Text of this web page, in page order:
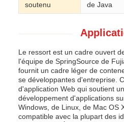
soutenu
de Java
Le ressort est un cadre ouvert
l'équipe de SpringSource de
fournit un cadre léger de
se développantes d'entreprise.
d'application Web qui soutient
développement d'applications
Windows, de Linux, de Mac OS
compatible avec la plupart des